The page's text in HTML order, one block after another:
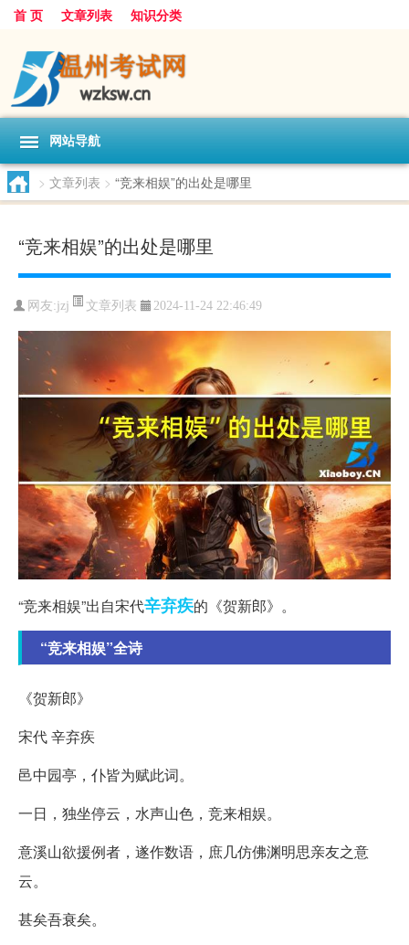
首 页 文章列表 知识分类
网站导航
> 文章列表 > “竞来相娱”的出处是哪里
“竞来相娱”的出处是哪里
网友:jzj 文章列表 2024-11-24 22:46:49
“竞来相娱”出自宋代辛弃疾的《贺新郎》。
“竞来相娱”全诗
《贺新郎》
宋代 辛弃疾
邑中园亭，仆皆为赋此词。
一日，独坐停云，水声山色，竞来相娱。
意溪山欲援例者，遂作数语，庶几仿佛渊明思亲友之意
云。
甚矣吾衰矣。